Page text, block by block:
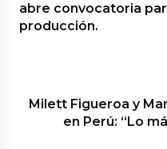
abre convocatoria
producción.
Milett Figueroa y
en Perú: “Lo